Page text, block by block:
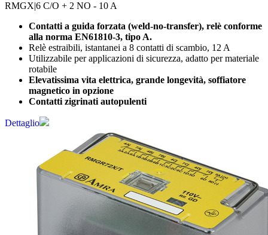
RMGX|6 C/O + 2 NO - 10 A
Contatti a guida forzata (weld-no-transfer), relè conforme
alla norma EN61810-3, tipo A.
Relè estraibili, istantanei a 8 contatti di scambio, 12 A
Utilizzabile per applicazioni di sicurezza, adatto per materiale
rotabile
Elevatissima vita elettrica, grande longevità, soffiatore
magnetico in opzione
Contatti zigrinati autopulenti
Dettaglio